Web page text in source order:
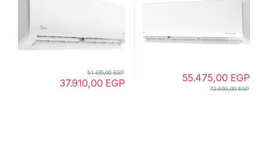
55.475,00 EGP
72.655,00EGP
37.910,00 EGP
51.370,00EGP